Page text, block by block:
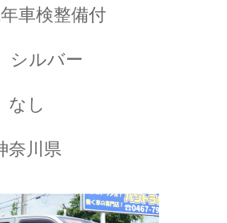
車検整備付
シルバー
なし
奈川県